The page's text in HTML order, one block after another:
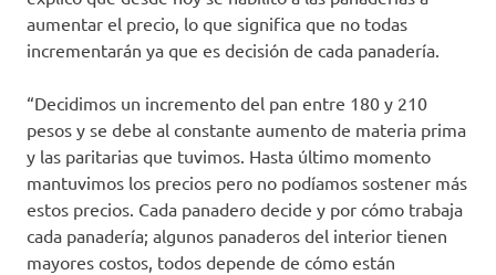
aumentar el precio, lo que significa que no todas
incrementarán ya que es decisión de cada panadería.
“Decidimos un incremento del pan entre 180 y 210
pesos y se debe al constante aumento de materia prima
y las paritarias que tuvimos. Hasta último momento
mantuvimos los precios pero no podíamos sostener más
estos precios. Cada panadero decide y por cómo trabaja
cada panadería; algunos panaderos del interior tienen
mayores costos, todos depende de cómo están